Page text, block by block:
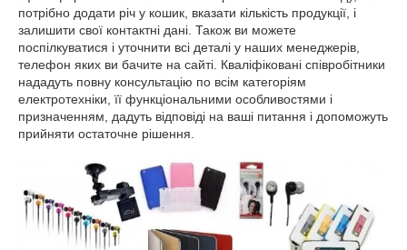
потрібно додати річ у кошик, вказати кількість продукції, і
залишити свої контактні дані. Також ви можете
поспілкуватися і уточнити всі деталі у наших менеджерів,
телефон яких ви бачите на сайті. Кваліфіковані співробітники
нададуть повну консультацію по всім категоріям
електротехніки, її функціональними особливостями і
призначенням, дадуть відповіді на ваші питання і допоможуть
прийняти остаточне рішення.